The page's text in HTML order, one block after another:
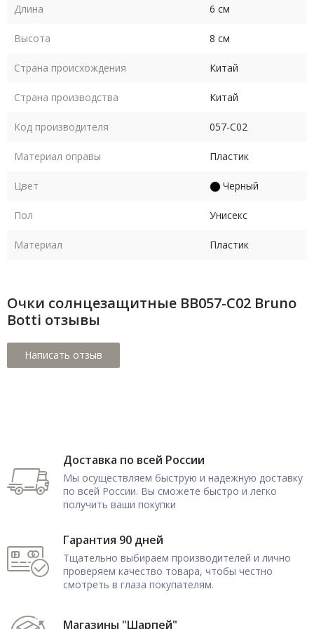
Длина 6 см
Высота 8 см
Страна происхождения Китай
Страна производства Китай
Код производителя 057-C02
Материал оправы Пластик
Цвет Черный
Пол Унисекс
Материал Пластик
Очки солнцезащитные BB057-C02 Bruno
Botti отзывы
Доставка по всей России
Мы осуществляем быструю и надежную доставку
по всей России. Вы сможете быстро и легко
получить ваши покупки
Гарантия 90 дней
Тщательно выбираем производителей и лично
проверяем качество товара, чтобы честно
смотреть в глаза покупателям.
Магазины "Шарпей"